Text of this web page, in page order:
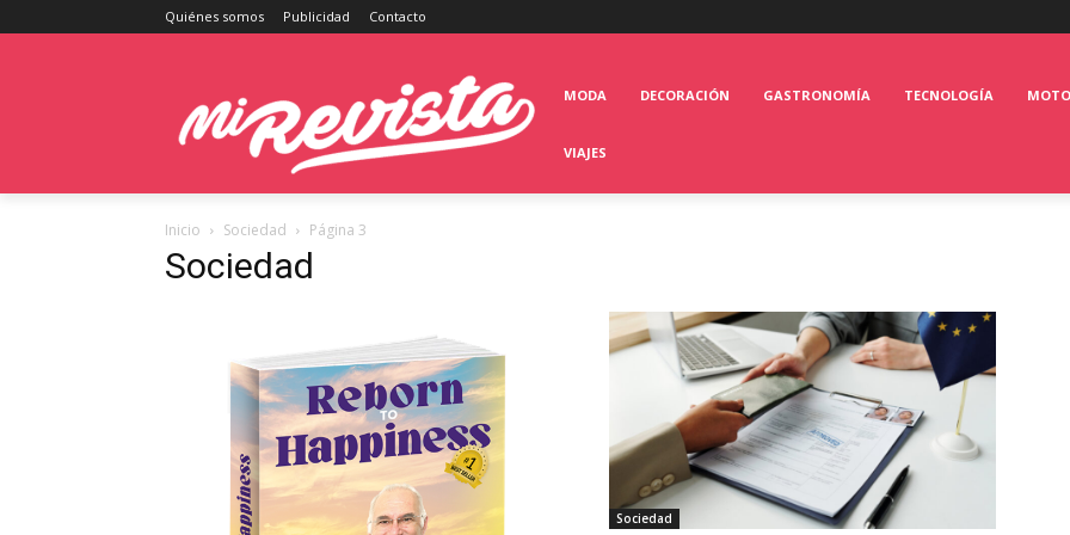
Quiénes somos Publicidad Contacto
MODA DECORACIÓN GASTRONOMÍA TECNOLOGÍA
VIAJES
Inicio Sociedad Página 3
Sociedad
Sociedad